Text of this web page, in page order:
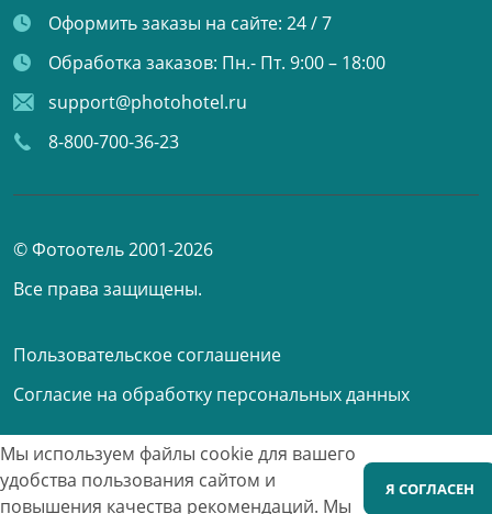
Мы используем файлы cookie для вашего
удобства пользования сайтом и
повышения качества рекомендаций. Мы
Я СОГЛАСЕН
Оформить заказы на сайте: 24 / 7
Обработка заказов: Пн.- Пт. 9:00 – 18:00
support@photohotel.ru
8-800-700-36-23
© Фотоотель 2001-2026
Все права защищены.
Пользовательское соглашение
Согласие на обработку персональных данных
Принимаем к оплате